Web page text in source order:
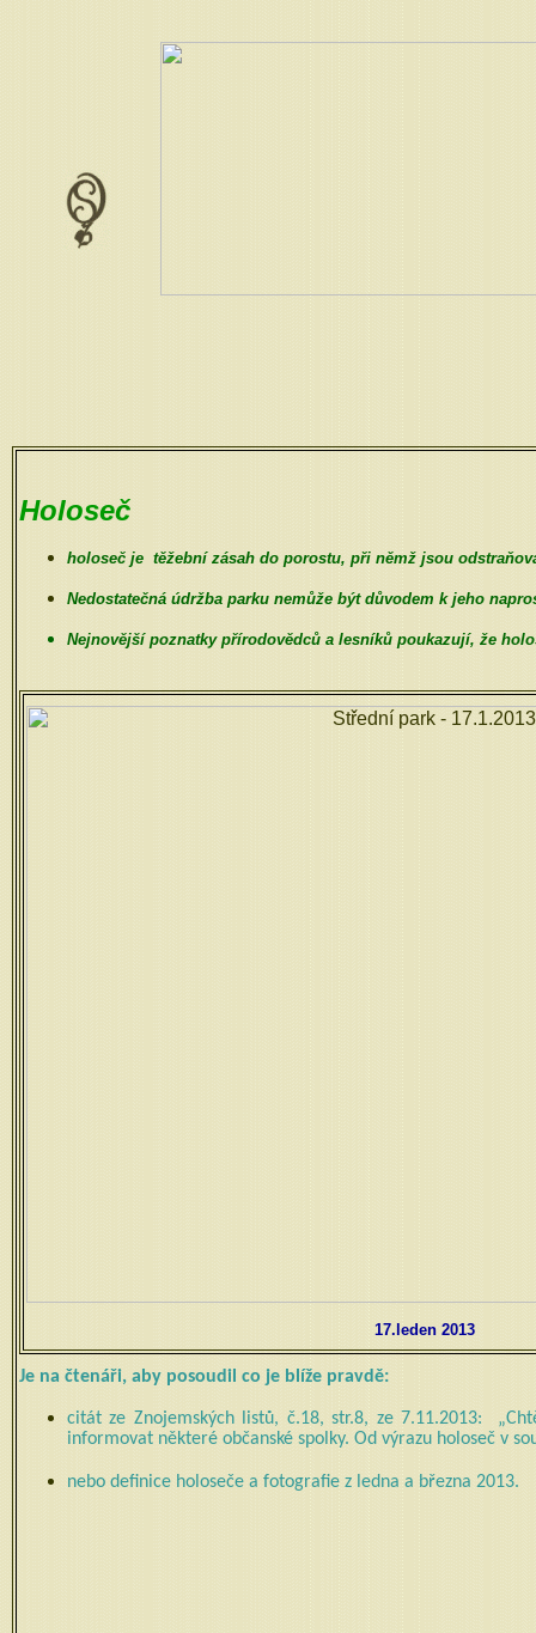
Holoseč
holoseč je těžební zásah do porostu, při němž jsou
Nedostatečná údržba parku nemůže být důvodem k jeho
Nejnovější poznatky přírodovědců a lesníků poukazují, že
17.leden 2013
Je na čtenáři, aby posoudil co je blíže pravdě:
citát ze Znojemských listů, č.18, str.8, ze 7.11.2013:
informovat některé občanské spolky. Od výrazu holoseč v
nebo definice holoseče a fotografie z ledna a března 2013.